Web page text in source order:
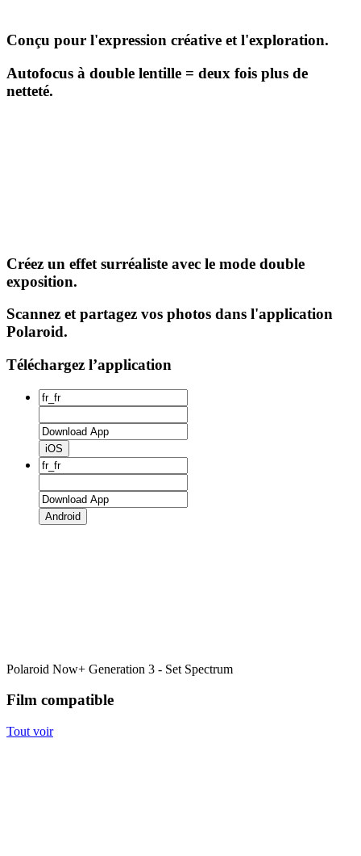
Conçu pour l'expression créative et l'exploration.
Autofocus à double lentille = deux fois plus de
netteté.
Créez un effet surréaliste avec le mode double
exposition.
Scannez et partagez vos photos dans l'application
Polaroid.
Téléchargez l’application
iOS
Android
Polaroid Now+ Generation 3 - Set Spectrum
Film compatible
Tout voir